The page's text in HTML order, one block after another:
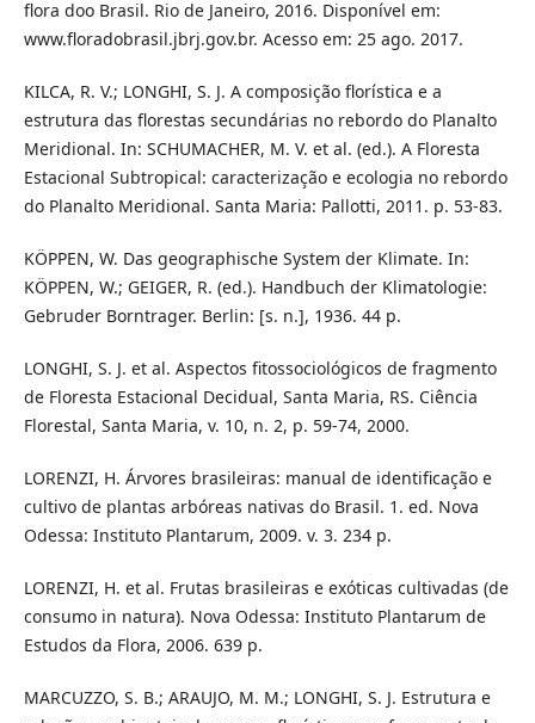
flora doo Brasil. Rio de Janeiro, 2016. Disponível em:
www.floradobrasil.jbrj.gov.br. Acesso em: 25 ago. 2017.
KILCA, R. V.; LONGHI, S. J. A composição florística e a
estrutura das florestas secundárias no rebordo do Planalto
Meridional. In: SCHUMACHER, M. V. et al. (ed.). A Floresta
Estacional Subtropical: caracterização e ecologia no rebordo
do Planalto Meridional. Santa Maria: Pallotti, 2011. p. 53-83.
KÖPPEN, W. Das geographische System der Klimate. In:
KÖPPEN, W.; GEIGER, R. (ed.). Handbuch der Klimatologie:
Gebruder Borntrager. Berlin: [s. n.], 1936. 44 p.
LONGHI, S. J. et al. Aspectos fitossociológicos de fragmento
de Floresta Estacional Decidual, Santa Maria, RS. Ciência
Florestal, Santa Maria, v. 10, n. 2, p. 59-74, 2000.
LORENZI, H. Árvores brasileiras: manual de identificação e
cultivo de plantas arbóreas nativas do Brasil. 1. ed. Nova
Odessa: Instituto Plantarum, 2009. v. 3. 234 p.
LORENZI, H. et al. Frutas brasileiras e exóticas cultivadas (de
consumo in natura). Nova Odessa: Instituto Plantarum de
Estudos da Flora, 2006. 639 p.
MARCUZZO, S. B.; ARAUJO, M. M.; LONGHI, S. J. Estrutura e